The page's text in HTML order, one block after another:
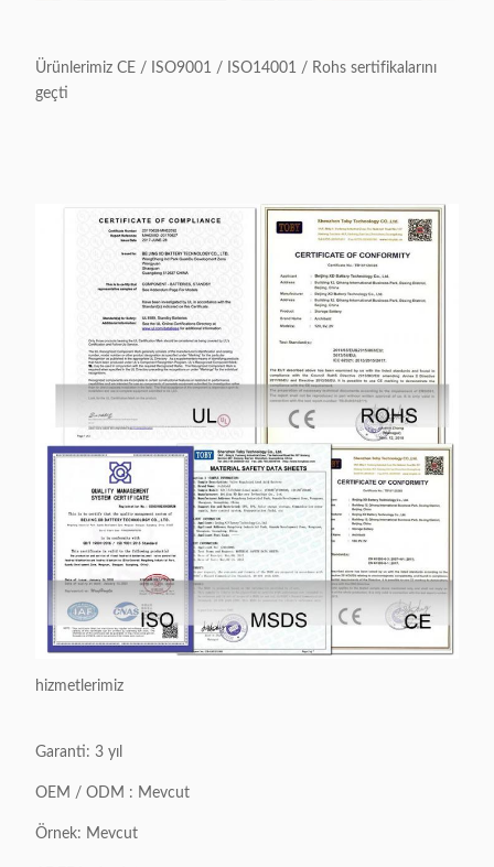
Ürünlerimiz CE / ISO9001 / ISO14001 / Rohs sertifikalarını
geçti
hizmetlerimiz
Garanti: 3 yıl
OEM / ODM : Mevcut
Örnek: Mevcut